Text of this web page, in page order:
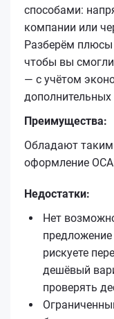
способами:
компании или
Разберём
чтобы вы
— с учётом
Преимущества:
Обладают
оформление
Недостатки:
Нет
рискуете
дешёвый
проверять